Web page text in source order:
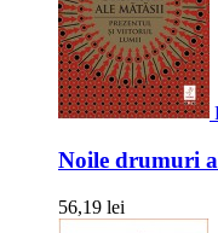
Noile drumuri
56,19 lei